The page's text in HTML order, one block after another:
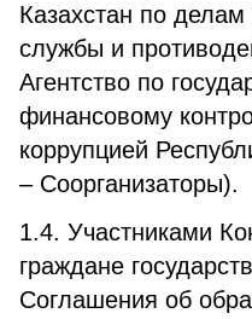
Казахстан по делам
службы и
Агентство по
финансовому
коррупцией
– Соорганизаторы).
1.4. Участниками
граждане
Соглашения об